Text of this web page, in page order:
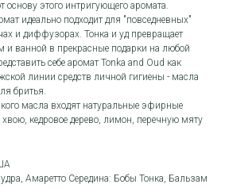
основу этого интригующего аромата.
идеально подходит для "повседневных"
и диффузорах. Тонка и уд превращает
и ванной в прекрасные подарки на любой
себе аромат Tonka and Oud как
линии средств личной гигиены - масла
бритья.
масла входят натуральные эфирные
кедровое дерево, лимон, перечную мяту
Амаретто Середина: Бобы Тонка, Бальзам